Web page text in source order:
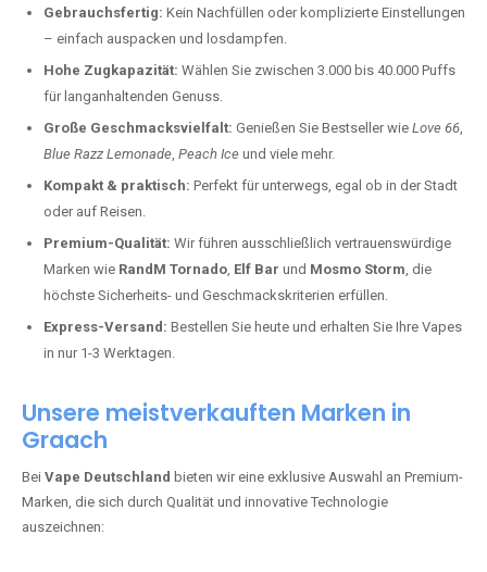
Gebrauchsfertig: Kein Nachfüllen oder komplizierte Einstellungen
– einfach auspacken und losdampfen.
Hohe Zugkapazität: Wählen Sie zwischen 3.000 bis 40.000 Puffs
für langanhaltenden Genuss.
Große Geschmacksvielfalt: Genießen Sie Bestseller wie Love 66,
Blue Razz Lemonade, Peach Ice und viele mehr.
Kompakt & praktisch: Perfekt für unterwegs, egal ob in der Stadt
oder auf Reisen.
Premium-Qualität: Wir führen ausschließlich vertrauenswürdige
Marken wie RandM Tornado, Elf Bar und Mosmo Storm, die
höchste Sicherheits- und Geschmackskriterien erfüllen.
Express-Versand: Bestellen Sie heute und erhalten Sie Ihre Vapes
in nur 1-3 Werktagen.
Unsere meistverkauften Marken in
Graach
Bei Vape Deutschland bieten wir eine exklusive Auswahl an Premium-
Marken, die sich durch Qualität und innovative Technologie
auszeichnen: